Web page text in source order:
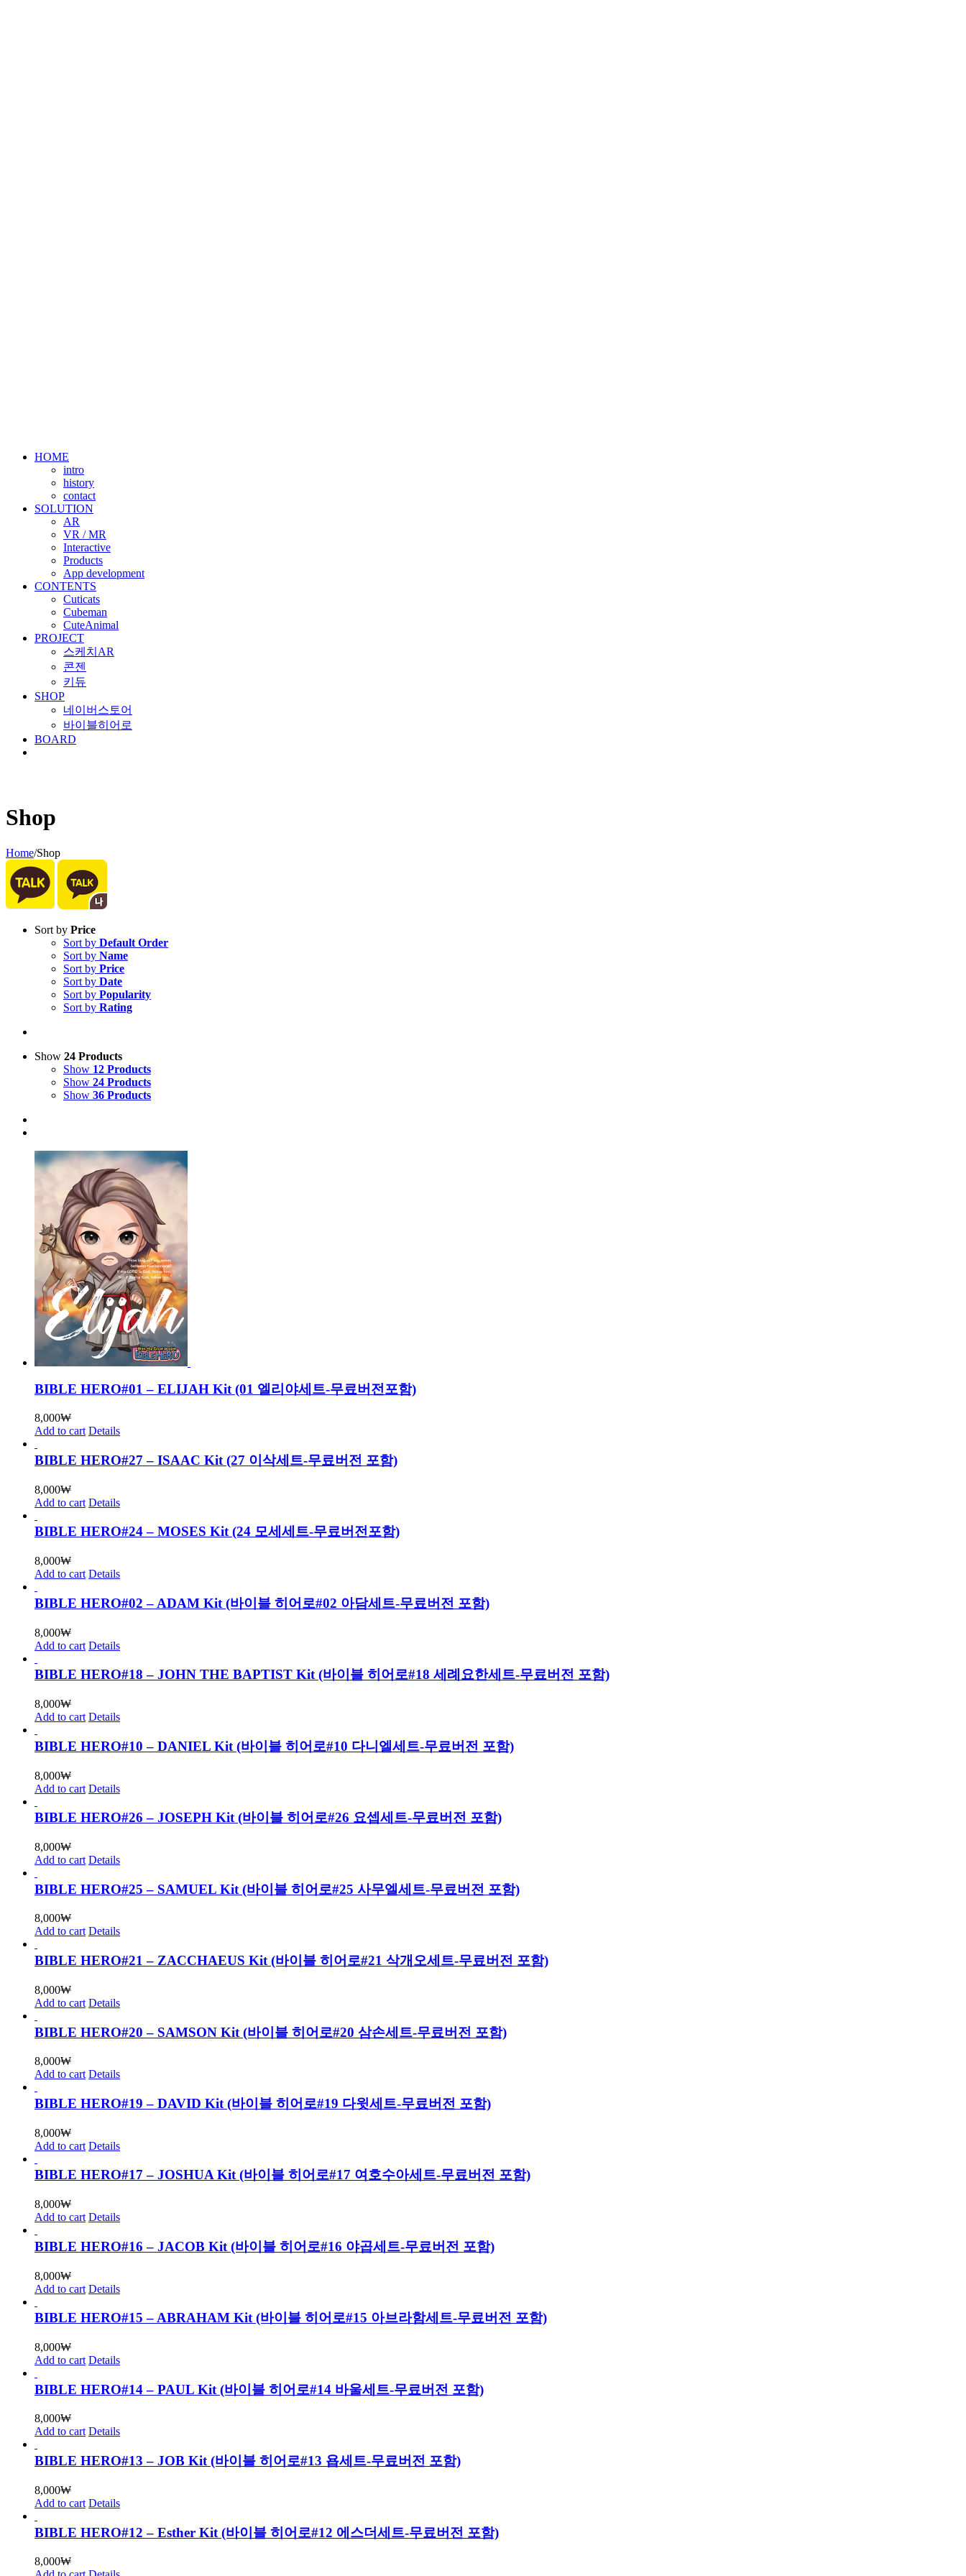
HOME
intro
history
contact
SOLUTION
AR
VR / MR
Interactive
Products
App development
CONTENTS
Cuticats
Cubeman
CuteAnimal
PROJECT
스케치AR
콘젠
키듀
SHOP
네이버스토어
바이블히어로
BOARD
Shop
Home/Shop
Sort by Price
Sort by Default Order
Sort by Name
Sort by Price
Sort by Date
Sort by Popularity
Sort by Rating
Show 24 Products
Show 12 Products
Show 24 Products
Show 36 Products
BIBLE HERO#01 – ELIJAH Kit (01 엘리야세트-무료버전포함)
8,000₩
Add to cart Details
BIBLE HERO#27 – ISAAC Kit (27 이삭세트-무료버전 포함)
8,000₩
Add to cart Details
BIBLE HERO#24 – MOSES Kit (24 모세세트-무료버전포함)
8,000₩
Add to cart Details
BIBLE HERO#02 – ADAM Kit (바이블 히어로#02 아담세트-무료버전 포함)
8,000₩
Add to cart Details
BIBLE HERO#18 – JOHN THE BAPTIST Kit (바이블 히어로#18 세례요한세트-무료버전 포함)
8,000₩
Add to cart Details
BIBLE HERO#10 – DANIEL Kit (바이블 히어로#10 다니엘세트-무료버전 포함)
8,000₩
Add to cart Details
BIBLE HERO#26 – JOSEPH Kit (바이블 히어로#26 요셉세트-무료버전 포함)
8,000₩
Add to cart Details
BIBLE HERO#25 – SAMUEL Kit (바이블 히어로#25 사무엘세트-무료버전 포함)
8,000₩
Add to cart Details
BIBLE HERO#21 – ZACCHAEUS Kit (바이블 히어로#21 삭개오세트-무료버전 포함)
8,000₩
Add to cart Details
BIBLE HERO#20 – SAMSON Kit (바이블 히어로#20 삼손세트-무료버전 포함)
8,000₩
Add to cart Details
BIBLE HERO#19 – DAVID Kit (바이블 히어로#19 다윗세트-무료버전 포함)
8,000₩
Add to cart Details
BIBLE HERO#17 – JOSHUA Kit (바이블 히어로#17 여호수아세트-무료버전 포함)
8,000₩
Add to cart Details
BIBLE HERO#16 – JACOB Kit (바이블 히어로#16 야곱세트-무료버전 포함)
8,000₩
Add to cart Details
BIBLE HERO#15 – ABRAHAM Kit (바이블 히어로#15 아브라함세트-무료버전 포함)
8,000₩
Add to cart Details
BIBLE HERO#14 – PAUL Kit (바이블 히어로#14 바울세트-무료버전 포함)
8,000₩
Add to cart Details
BIBLE HERO#13 – JOB Kit (바이블 히어로#13 욥세트-무료버전 포함)
8,000₩
Add to cart Details
BIBLE HERO#12 – Esther Kit (바이블 히어로#12 에스더세트-무료버전 포함)
8,000₩